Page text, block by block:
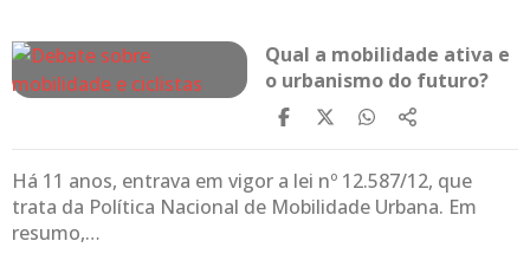
Qual a mobilidade ativa e
o urbanismo do futuro?
Há 11 anos, entrava em vigor a lei nº 12.587/12, que
trata da Política Nacional de Mobilidade Urbana. Em
resumo,…